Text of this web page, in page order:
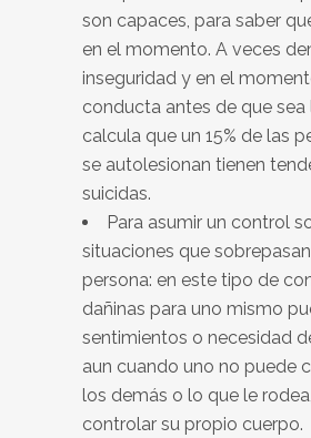
son capaces, para saber
en el momento. A veces
inseguridad y en el
conducta antes de que sea
calcula que un 15% de las
se autolesionan tienen
suicidas.
Para asumir un control
situaciones que
persona: en este tipo de
dañinas para uno mismo
sentimientos o necesidad
aun cuando uno no puede
los demás o lo que le
controlar su propio cuerpo.